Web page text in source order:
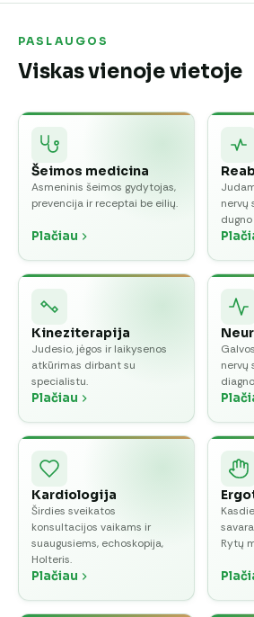
PASLAUGOS
Viskas vienoje vietoje
Šeimos medicina
Asmeninis šeimos gydytojas,
prevencija ir receptai be eilių.
Plačiau
nervų
Kineziterapija
Judesio, jėgos ir laikysenos
atkūrimas dirbant su
specialistu.
Plačiau
nervų
Kardiologija
Širdies sveikatos
konsultacijos vaikams ir
suaugusiems, echoskopija,
Holteris.
Plačiau
Rytų